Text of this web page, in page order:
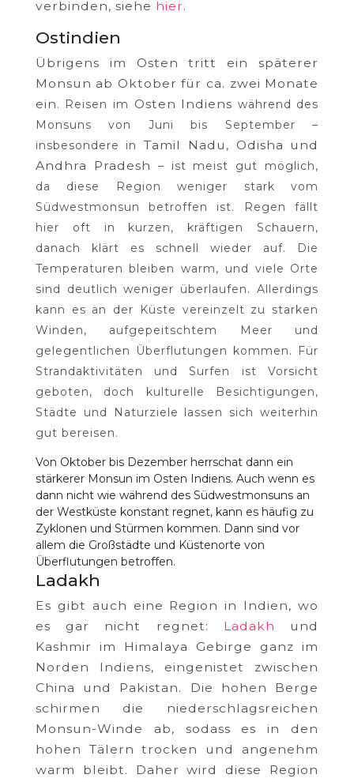
verbinden, siehe hier.
Ostindien
Übrigens im Osten tritt ein späterer
Monsun ab Oktober für ca. zwei Monate
ein.
Reisen im Osten Indiens während des
Monsuns von Juni bis September –
insbesondere inTamil Nadu, Odisha und
Andhra Pradesh – ist meist gut möglich,
da diese Region weniger stark vom
Südwestmonsun betroffen ist. Regen fällt
hier oft in kurzen, kräftigen Schauern,
danach klärt es schnell wieder auf. Die
Temperaturen bleiben warm, und viele Orte
sind deutlich weniger überlaufen. Allerdings
kann es an der Küste vereinzelt zu starken
Winden, aufgepeitschtem Meer und
gelegentlichen Überflutungen kommen. Für
Strandaktivitäten und Surfen ist Vorsicht
geboten, doch kulturelle Besichtigungen,
Städte und Naturziele lassen sich weiterhin
gut bereisen.
Von Oktober bis Dezember herrschat dann ein
stärkerer Monsun im Osten Indiens. Auch wenn es
dann nicht wie während des Südwestmonsuns an
der Westküste konstant regnet, kann es häufig zu
Zyklonen und Stürmen kommen. Dann sind vor
allem die Großstädte und Küstenorte von
Überflutungen betroffen.
Ladakh
Es gibt auch eine Region in Indien, wo
es gar nicht regnet: Ladakh
und
Kashmir im Himalaya Gebirge ganz im
Norden Indiens, eingenistet zwischen
China und Pakistan. Die hohen Berge
schirmen die niederschlagsreichen
Monsun-Winde ab, sodass es in den
hohen Tälern trocken und angenehm
warm bleibt. Daher wird diese Region